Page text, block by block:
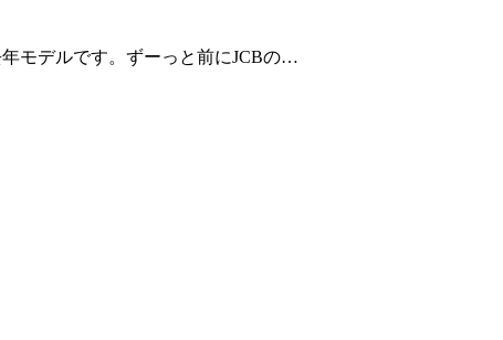
モデルです。ずーっと前にJCBの…